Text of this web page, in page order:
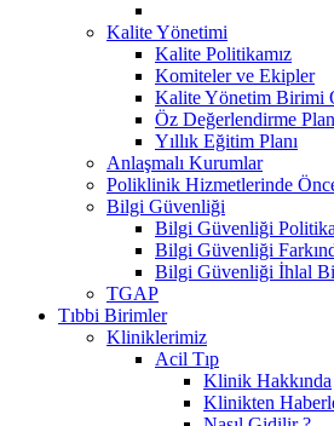
Kalite Yönetimi
Kalite Politikamız
Komiteler ve Ekipler
Kalite Yönetim Birimi
Öz Değerlendirme
Yıllık Eğitim Planı
Anlaşmalı Kurumlar
Poliklinik Hizmetlerinde
Bilgi Güvenliği
Bilgi Güvenliği
Bilgi Güvenliği
Bilgi Güvenliği İhlal
TGAP
Tıbbi Birimler
Kliniklerimiz
Acil Tıp
Klinik Hakkında
Klinikten